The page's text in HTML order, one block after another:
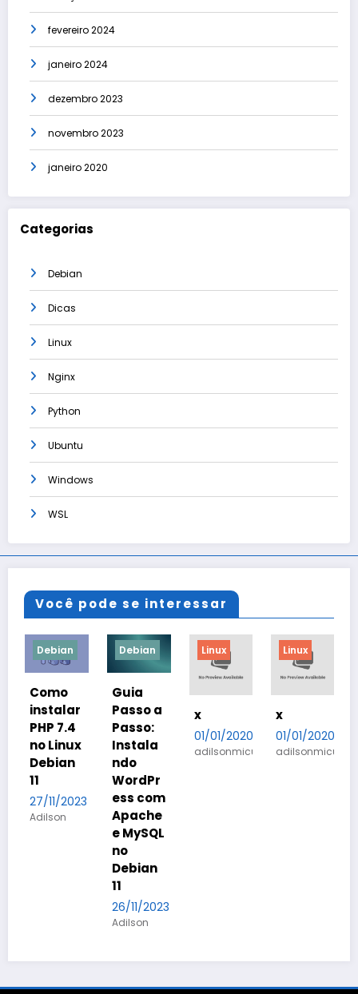
fevereiro 2024
janeiro 2024
dezembro 2023
novembro 2023
janeiro 2020
Categorias
Debian
Dicas
Linux
Nginx
Python
Ubuntu
Windows
WSL
Você pode se interessar
Debian
Como
instalar
PHP 7.4
no Linux
Debian
27/11/2023
Adilson
Debian
Guia
Passo a
Passo:
Instala
ndo
WordPr
ess com
Apache
e MySQL
no
Debian
26/11/2023
Adilson
Linux
01/01/2020
adilsonmicuim
Linux
01/01/2020
adilsonmicuim